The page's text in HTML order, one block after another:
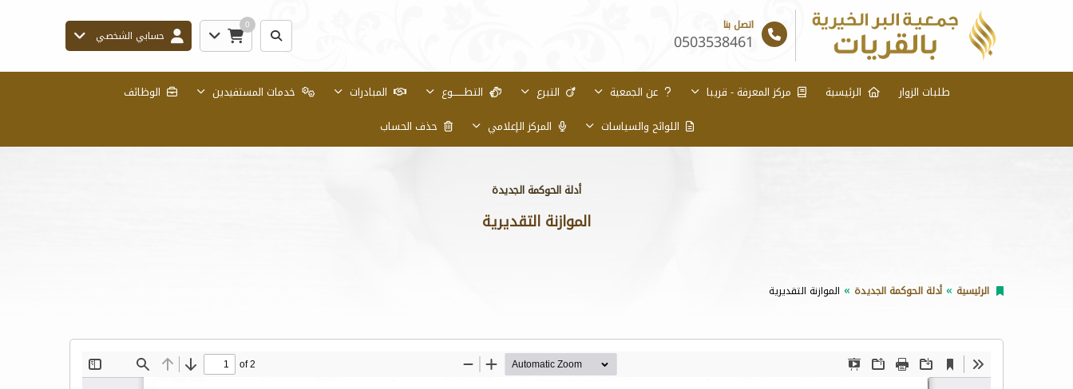
اتصل بنا
0503538461
0
حسابي الشخصي
طلبات الزوار الرئيسية مركز المعرفة - قريبا عن الجمعية التبرع التطـــــــوع المبادرات خدمات المستفيدين
الوظائف
اللوائح والسياسات
المركز الإعلامي حذف الحساب
أدلة الحوكمة الجديدة
الموازنة التقديرية
الرئيسية أدلة الحوكمة الجديدة الموازنة التقديرية